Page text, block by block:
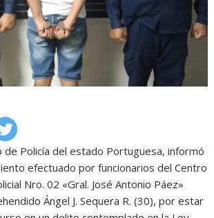
de Policía del estado Portuguesa, informó
efectuado por funcionarios del Centro
Nro. 02 «Gral. José Antonio Páez»
Ángel J. Sequera R. (30), por estar